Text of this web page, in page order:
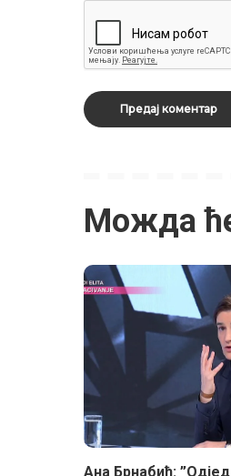
Можда
Ана Брнабић: